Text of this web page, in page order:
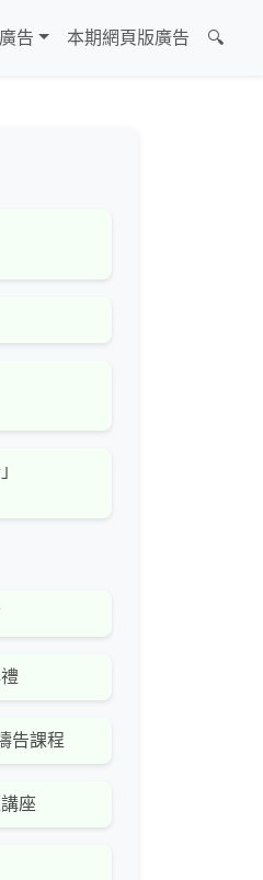
告 本期網頁版廣告 🔍
告課程
座